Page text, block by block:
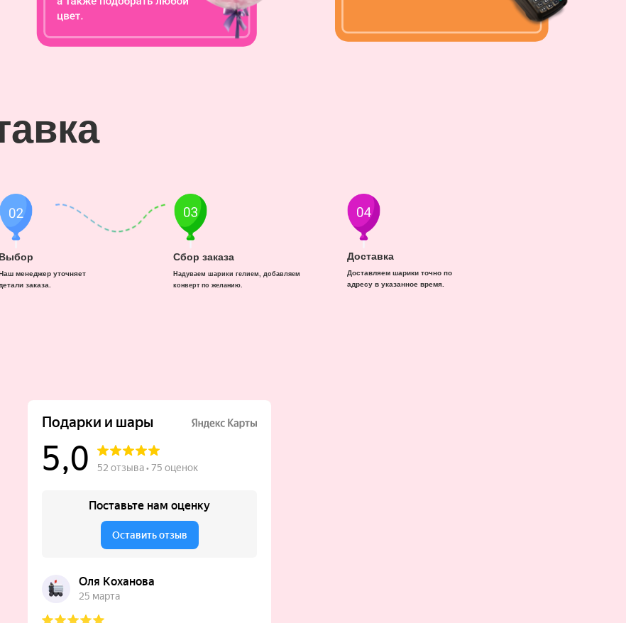
Доставка
Доставляем шарики точно по
адресу в указанное время.
Сбор заказа
Надуваем шарики гелием, добавляем
конверт по желанию.
Выбор
менеджер уточняет
детали заказа.